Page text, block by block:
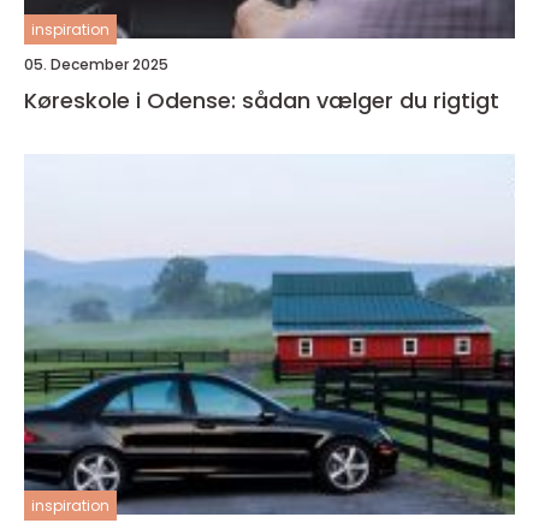
inspiration
05. December 2025
Køreskole i Odense: sådan vælger du rigtigt
inspiration